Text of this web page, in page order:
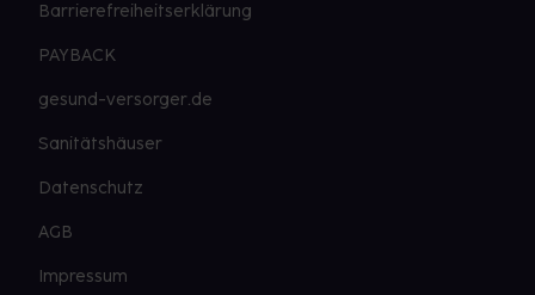
Barrierefreiheitserklärung
PAYBACK
gesund-versorger.de
Sanitätshäuser
Datenschutz
AGB
Impressum